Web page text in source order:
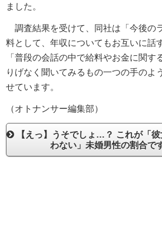
ました。
調査結果を受けて、同社は「今後の
料として、年収についてもお互いに話
「普段の会話の中で給料やお金に関す
りげなく聞いてみるもの一つの手のよ
せています。
（オトナンサー編集部）
【えっ】うそでしょ…？ これが「
わない」未婚男性の割合で